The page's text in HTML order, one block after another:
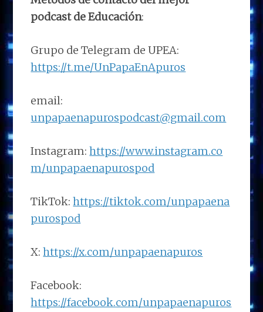
podcast de Educación:
Grupo de Telegram de UPEA:
https://t.me/UnPapaEnApuros
email:
unpapaenapurospodcast@gmail.com
Instagram:https://www.instagram.co
m/unpapaenapurospod
TikTok:https://tiktok.com/unpapaena
purospod
X:https://x.com/unpapaenapuros
Facebook:
https://facebook.com/unpapaenapuros